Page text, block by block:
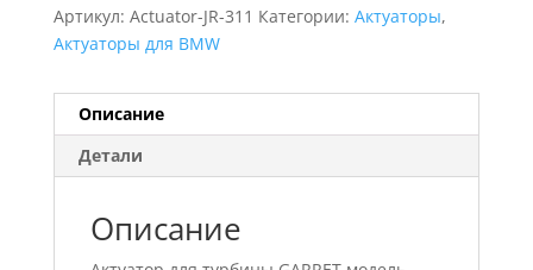
Артикул: Actuator-JR-311 Категории: Актуаторы,
Актуаторы для BMW
Описание
Детали
Описание